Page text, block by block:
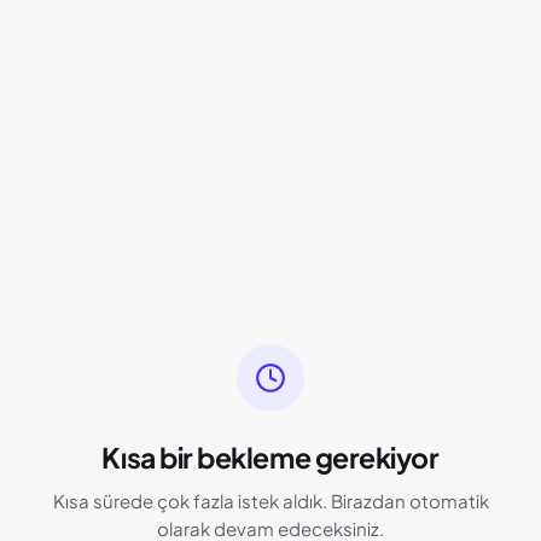
Kısa bir bekleme gerekiyor
Kısa sürede çok fazla istek aldık. Birazdan otomatik
olarak devam edeceksiniz.